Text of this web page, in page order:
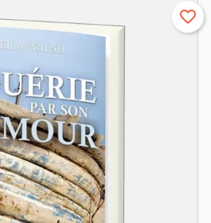
favorite_border